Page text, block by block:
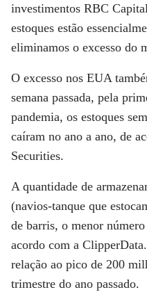
investimentos RBC
estoques estão
eliminamos o excesso do
O excesso nos EUA
semana passada, pela
pandemia, os estoques
caíram no ano a ano, de
Securities.
A quantidade de
(navios-tanque que
de barris, o menor
acordo com a
relação ao pico de 200
trimestre do ano passado.